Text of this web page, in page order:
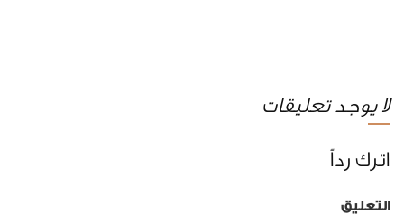
لا يوجد تعليقات
اترك رداً
التعليق